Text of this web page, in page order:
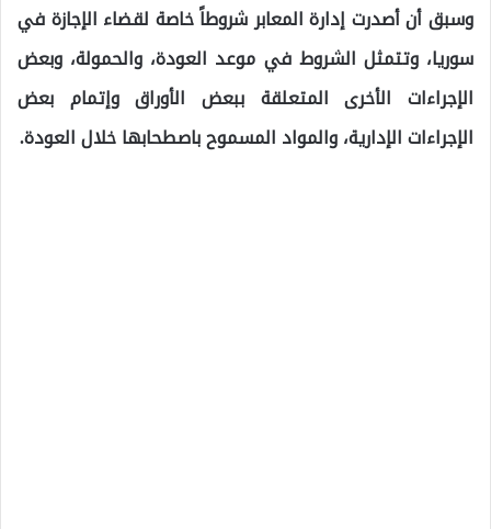
وسبق أن أصدرت إدارة المعابر شروطاً خاصة لقضاء الإجازة في
سوريا، وتتمثل الشروط في موعد العودة، والحمولة، وبعض
الإجراءات الأخرى المتعلقة ببعض الأوراق وإتمام بعض
الإجراءات الإدارية، والمواد المسموح باصطحابها خلال العودة.